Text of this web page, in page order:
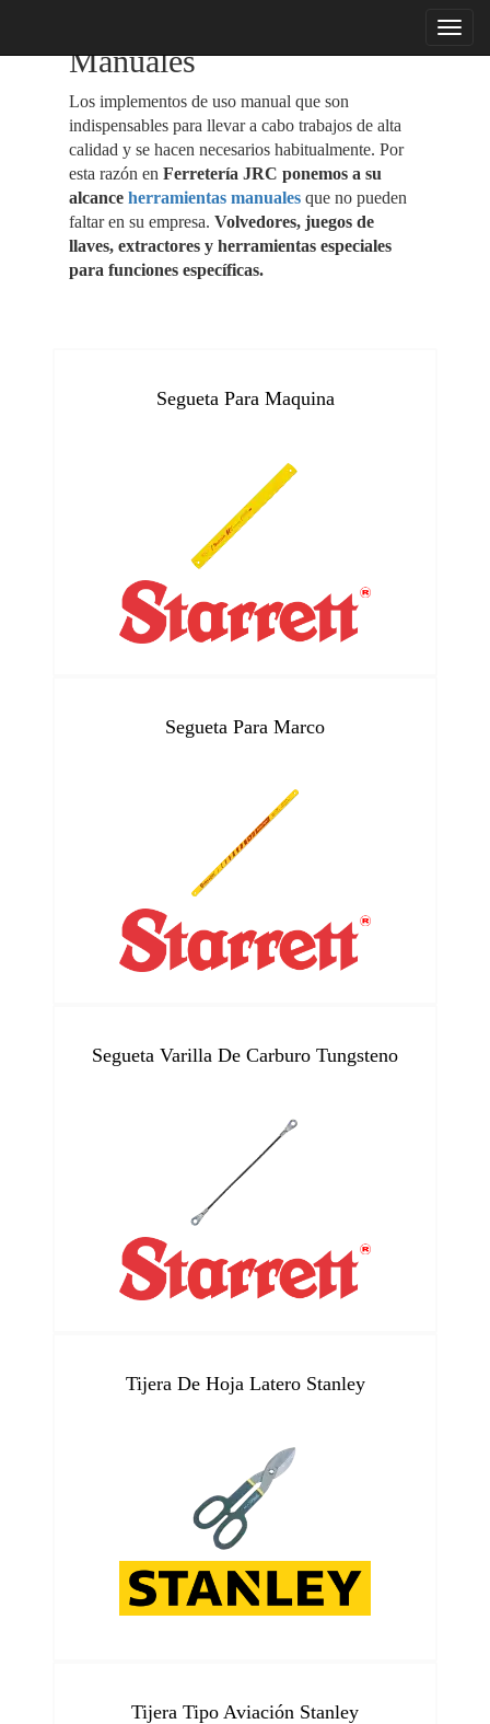
menu
Manuales
Los implementos de uso manual que son
indispensables para llevar a cabo trabajos de alta
calidad y se hacen necesarios habitualmente. Por
esta razón en Ferretería JRC ponemos a su
alcance herramientas manualesque no pueden
faltar en su empresa. Volvedores, juegos de
llaves, extractores y herramientas especiales
para funciones específicas.
Segueta Para Maquina
Segueta Para Marco
Segueta Varilla De Carburo Tungsteno
Tijera De Hoja Latero Stanley
Tijera Tipo Aviación Stanley